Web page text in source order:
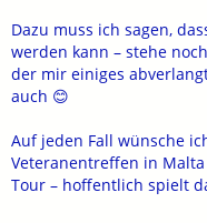
Mit unverbindlichen
Irgendwer hat immer was
seiner besseren Hälfte
Verpflichtungen. Der
Ab kommenden
Treffens in Malta und
Dazu muss ich sagen,
werden kann – stehe
der mir einiges
auch 😊
Auf jeden Fall wünsche
Veteranentreffen in
Tour – hoffentlich spielt